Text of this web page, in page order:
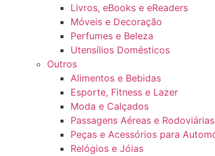
Livros, eBooks e eReaders
Móveis e Decoração
Perfumes e Beleza
Utensílios Domésticos
Outros
Alimentos e Bebidas
Esporte, Fitness e Lazer
Moda e Calçados
Passagens Aéreas e Rodoviárias
Peças e Acessórios para
Relógios e Jóias